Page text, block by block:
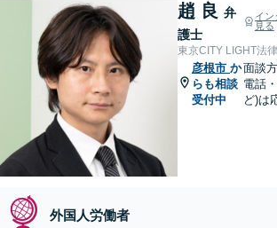
趙 良 弁
護士
イン
見る
東京CITY LIGHT法
彦根市 か
らも相談
受付中
面談
電話
ど)は
外国人労働者